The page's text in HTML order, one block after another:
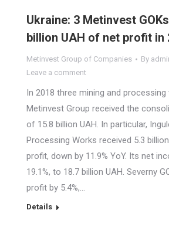
Ukraine: 3 Metinvest
billion UAH of net profit in
Metinvest Group of Companies By
Leave a comment
In 2018 three mining and
Metinvest Group received the
of 15.8 billion UAH. In particular,
Processing Works received 5.3
profit, down by 11.9% YoY. Its net
19.1%, to 18.7 billion UAH. Severny
profit by 5.4%,…
Details